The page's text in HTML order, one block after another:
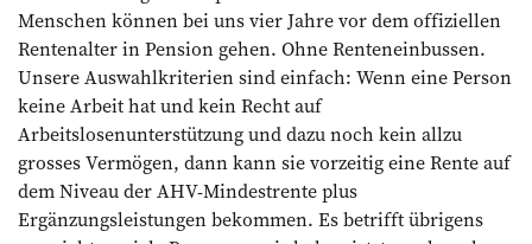
Menschen können bei uns vier Jahre vor dem offiziellen
Rentenalter in Pension gehen. Ohne Renteneinbussen.
Unsere Auswahlkriterien sind einfach: Wenn eine Person
keine Arbeit hat und kein Recht auf
Arbeitslosenunterstützung und dazu noch kein allzu
grosses Vermögen, dann kann sie vorzeitig eine Rente auf
dem Niveau der AHV-Mindestrente plus
Ergänzungsleistungen bekommen. Es betrifft übrigens